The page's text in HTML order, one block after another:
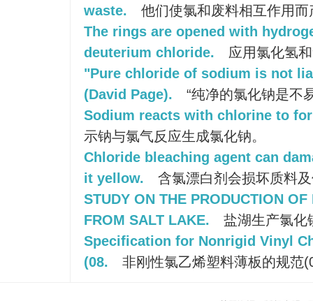
waste.
他们使氯和废料相互作用
The rings are opened with
deuterium chloride.
应用氯化氢
"Pure chloride of sodium is not
(David Page).
“纯净的氯化钠是不
Sodium reacts with chlorine to
示钠与氯气反应生成氯化钠。
Chloride bleaching agent can
it yellow.
含氯漂白剂会损坏质料
STUDY ON THE PRODUCTION
FROM SALT LAKE.
盐湖生产氯化
Specification for Nonrigid Vinyl
(08.
非刚性氯乙烯塑料薄板的规范